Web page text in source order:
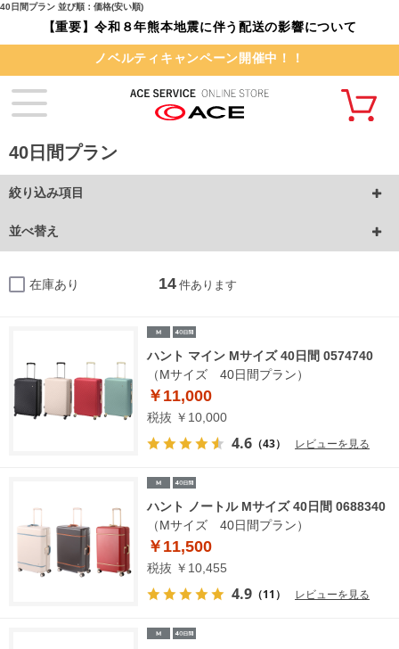
40日間プラン 並び順：価格(安い順)
【重要】令和８年熊本地震に伴う配送の影響について
ノベルティキャンペーン開催中！！
40日間プラン
絞り込み項目
並べ替え
14 件あります
在庫あり
ハント マイン Mサイズ 40日間 0574740
（Mサイズ 40日間プラン）
￥11,000
税抜 ￥10,000
4.6 （43） レビューを見る
ハント ノートル Mサイズ 40日間 0688340
（Mサイズ 40日間プラン）
￥11,500
税抜 ￥10,455
4.9 （11） レビューを見る